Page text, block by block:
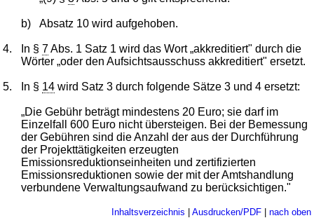
b) Absatz 10 wird aufgehoben.
4. In §7Abs. 1 Satz 1 wird das Wort „akkreditiert" durch die
Wörter „oder den Aufsichtsausschuss akkreditiert" ersetzt.
5. In § 14 wird Satz 3 durch folgende Sätze 3 und 4 ersetzt:
„Die Gebühr beträgt mindestens 20 Euro; sie darf im
Einzelfall 600 Euro nicht übersteigen. Bei der Bemessung
der Gebühren sind die Anzahl der aus der Durchführung
der Projekttätigkeiten erzeugten
Emissionsreduktionseinheiten und zertifizierten
Emissionsreduktionen sowie der mit der Amtshandlung
verbundene Verwaltungsaufwand zu berücksichtigen."
Inhaltsverzeichnis Ausdrucken/PDF| nach oben